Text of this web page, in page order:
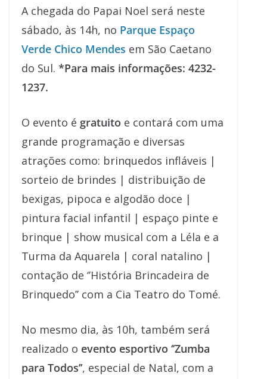
A chegada do Papai Noel será neste
sábado, às 14h, no Parque Espaço
Verde Chico Mendes em São Caetano
do Sul. *Para mais informações: 4232-
1237.
O evento é gratuito e contará com uma
grande programação e diversas
atrações como: brinquedos infláveis |
sorteio de brindes | distribuição de
bexigas, pipoca e algodão doce |
pintura facial infantil | espaço pinte e
brinque | show musical com a Léla e a
Turma da Aquarela | coral natalino |
contação de ‘’História Brincadeira de
Brinquedo’’ com a Cia Teatro do Tomé.
No mesmo dia, às 10h, também será
realizado o evento esportivo ‘’Zumba
para Todos’’, especial de Natal, com a